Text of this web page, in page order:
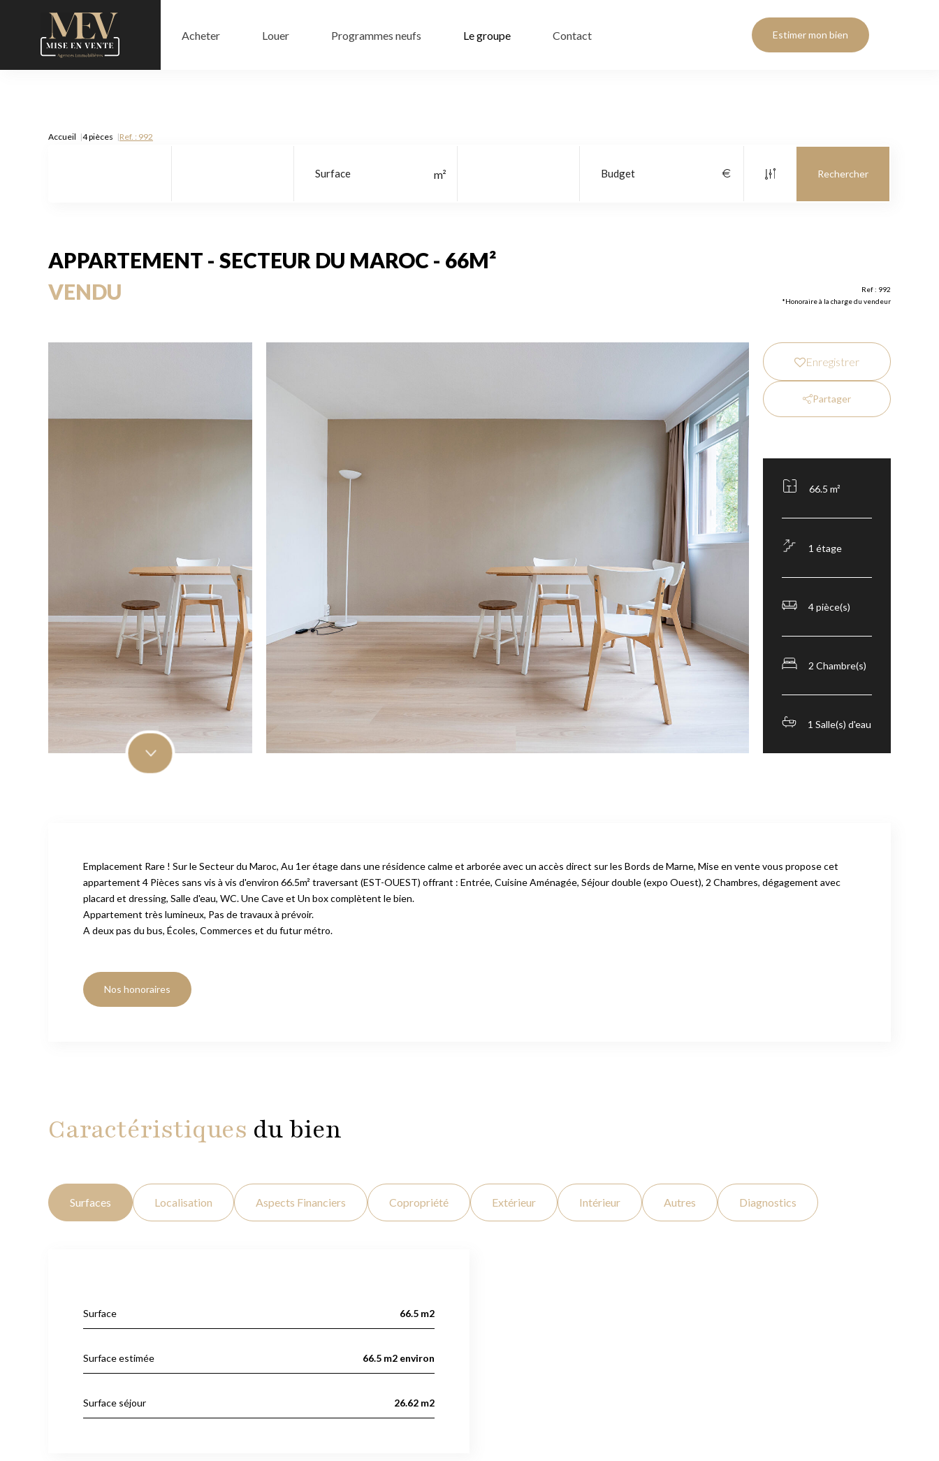
Acheter Louer Programmes neufs Le groupe Contact Estimer mon bien
Accueil 4 pièces Ref. : 992
APPARTEMENT - SECTEUR DU MAROC - 66M²
VENDU
Ref : 992
*Honoraire à la charge du vendeur
Enregistrer
Partager
66.5 m²
1 étage
4 pièce(s)
2 Chambre(s)
1 Salle(s) d'eau
Emplacement Rare ! Sur le Secteur du Maroc, Au 1er étage dans une résidence calme et arborée avec un accès direct sur les Bords de Marne, Mise en vente vous propose cet
appartement 4 Pièces sans vis à vis d'environ 66.5m² traversant (EST-OUEST) offrant : Entrée, Cuisine Aménagée, Séjour double (expo Ouest), 2 Chambres, dégagement avec
placard et dressing, Salle d'eau, WC. Une Cave et Un box complètent le bien.
Appartement très lumineux, Pas de travaux à prévoir.
A deux pas du bus, Écoles, Commerces et du futur métro.
Nos honoraires
Caractéristiques du bien
Surfaces Localisation Aspects Financiers Copropriété Extérieur Intérieur Autres Diagnostics
Surface 66.5 m2
Surface estimée 66.5 m2 environ
Surface séjour 26.62 m2